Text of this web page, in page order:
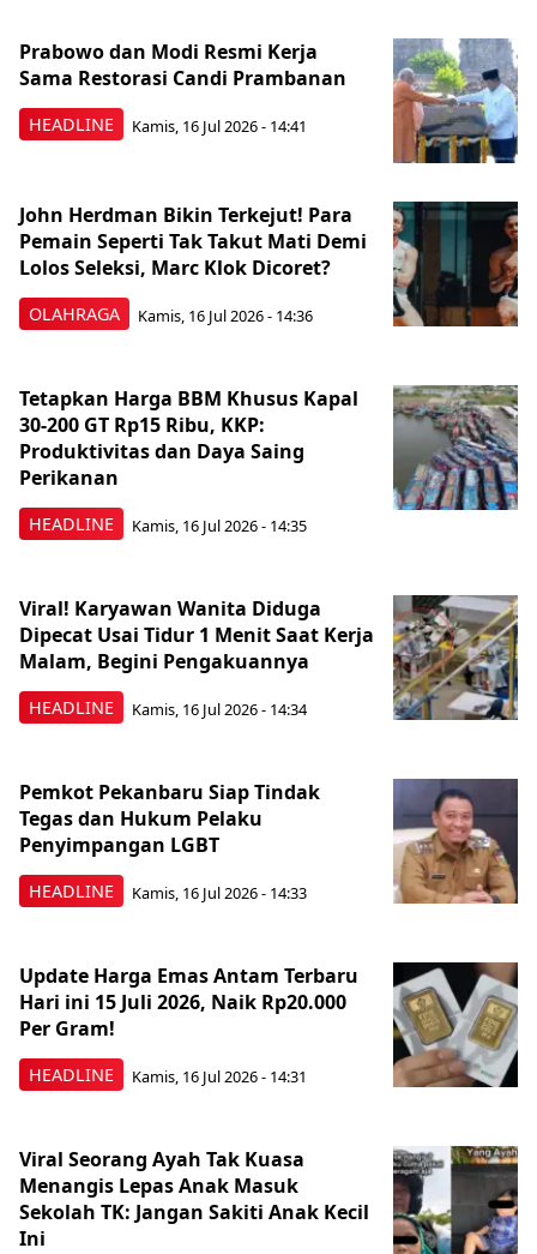
HEADLINE
Prabowo dan Modi Resmi Kerja
Sama Restorasi Candi Prambanan
Kamis, 16 Jul 2026 - 14:41
OLAHRAGA
John Herdman Bikin Terkejut! Para
Pemain Seperti Tak Takut Mati Demi
Lolos Seleksi, Marc Klok Dicoret?
Kamis, 16 Jul 2026 - 14:36
HEADLINE
Tetapkan Harga BBM Khusus Kapal
30-200 GT Rp15 Ribu, KKP:
Produktivitas dan Daya Saing
Perikanan
Kamis, 16 Jul 2026 - 14:35
HEADLINE
Viral! Karyawan Wanita Diduga
Dipecat Usai Tidur 1 Menit Saat Kerja
Malam, Begini Pengakuannya
Kamis, 16 Jul 2026 - 14:34
HEADLINE
Pemkot Pekanbaru Siap Tindak
Tegas dan Hukum Pelaku
Penyimpangan LGBT
Kamis, 16 Jul 2026 - 14:33
HEADLINE
Update Harga Emas Antam Terbaru
Hari ini 15 Juli 2026, Naik Rp20.000
Per Gram!
Kamis, 16 Jul 2026 - 14:31
Viral Seorang Ayah Tak Kuasa
Menangis Lepas Anak Masuk
Sekolah TK: Jangan Sakiti Anak Kecil
Ini